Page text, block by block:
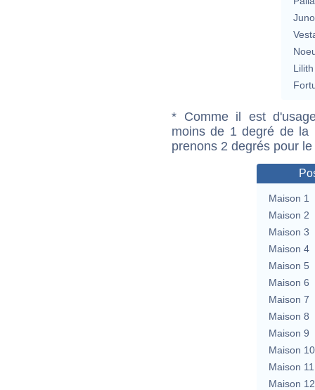
Lilith
* Comme il est
moins de 1 degré de la
prenons 2 degrés pour
Maison 1
Maison 2
Maison 3
Maison 4
Maison 5
Maison 6
Maison 7
Maison 8
Maison 9
Maison 10
Maison 11
Maison 12